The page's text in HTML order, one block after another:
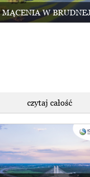
MĄCENIA W
czytaj całość